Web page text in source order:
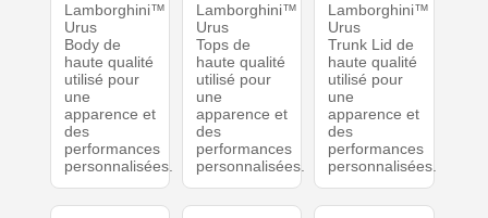
Lamborghini™
Urus
Body de
haute qualité
utilisé pour
une
apparence et
des
performances
personnalisées.
Lamborghini™
Urus
Tops de
haute qualité
utilisé pour
une
apparence et
des
performances
personnalisées.
Lamborghini™
Urus
Trunk Lid de
haute qualité
utilisé pour
une
apparence et
des
performances
personnalisées.